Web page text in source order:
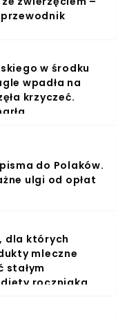
w środku
wpadła na
krzyczeć.
pisma do Polaków.
ulgi od opłat
dla których
mleczne
stałym
roczniaka